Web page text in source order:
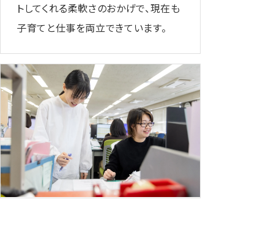
トしてくれる柔軟さのおかげで、現在も
子育てと仕事を両立できています。